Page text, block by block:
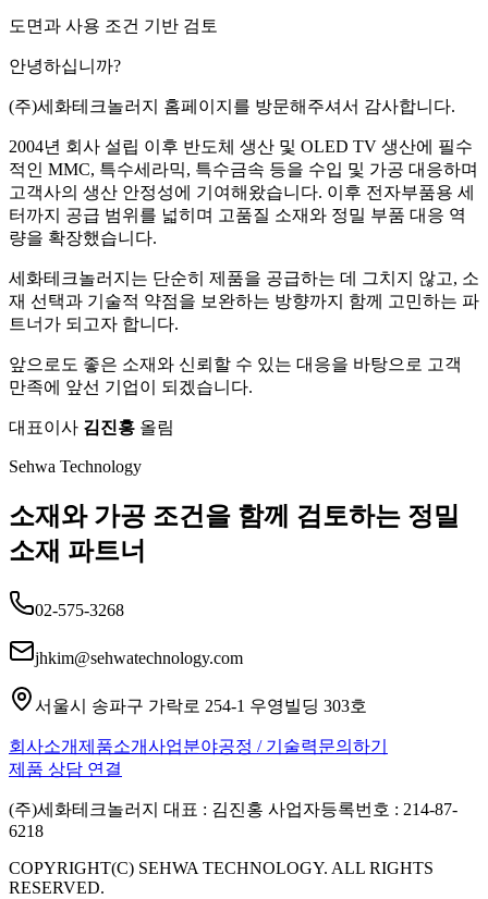
도면과 사용 조건 기반 검토
안녕하십니까?
(주)세화테크놀러지 홈페이지를 방문해주셔서 감사합니다.
2004년 회사 설립 이후 반도체 생산 및 OLED TV 생산에 필수
적인 MMC, 특수세라믹, 특수금속 등을 수입 및 가공 대응하며
고객사의 생산 안정성에 기여해왔습니다. 이후 전자부품용 세
터까지 공급 범위를 넓히며 고품질 소재와 정밀 부품 대응 역
량을 확장했습니다.
세화테크놀러지는 단순히 제품을 공급하는 데 그치지 않고, 소
재 선택과 기술적 약점을 보완하는 방향까지 함께 고민하는 파
트너가 되고자 합니다.
앞으로도 좋은 소재와 신뢰할 수 있는 대응을 바탕으로 고객
만족에 앞선 기업이 되겠습니다.
대표이사 김진홍 올림
Sehwa Technology
소재와 가공 조건을 함께 검토하는 정밀
소재 파트너
02-575-3268
jhkim@sehwatechnology.com
서울시 송파구 가락로 254-1 우영빌딩 303호
회사소개제품소개사업분야공정 / 기술력문의하기
제품 상담 연결
(주)세화테크놀러지 대표 : 김진홍 사업자등록번호 : 214-87-
6218
COPYRIGHT(C) SEHWA TECHNOLOGY. ALL RIGHTS
RESERVED.